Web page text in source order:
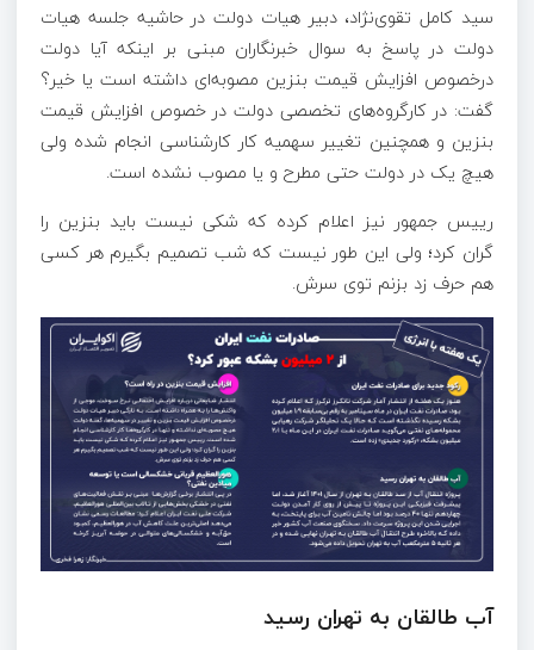
سید کامل تقوی‌نژاد، دبیر هیات دولت در حاشیه جلسه هیات
دولت در پاسخ به سوال خبرنگاران مبنی بر اینکه آیا دولت
درخصوص افزایش قیمت بنزین مصوبه‌ای داشته است یا خیر؟
گفت: در کارگروه‌های تخصصی دولت در خصوص افزایش قیمت
بنزین و همچنین تغییر سهمیه کار کارشناسی انجام شده ولی
هیچ یک در دولت حتی مطرح و یا مصوب نشده است.
رییس جمهور نیز اعلام کرده که شکی نیست باید بنزین را
گران کرد؛ ولی این طور نیست که شب تصمیم بگیرم هر کسی
هم حرف زد بزنم توی سرش.
آب طالقان به تهران رسید